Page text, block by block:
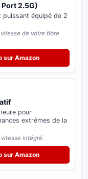
2.5G)
puissant équipé de 2
de votre fibre
sur Amazon
pour
extrêmes de la
intégré.
sur Amazon